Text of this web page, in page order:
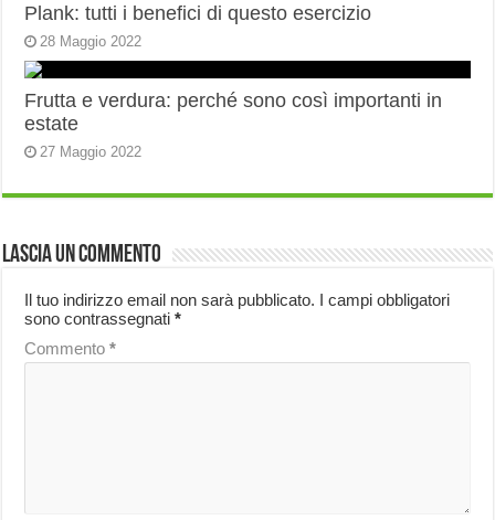
Plank: tutti i benefici di questo esercizio
28 Maggio 2022
Frutta e verdura: perché sono così importanti in
estate
27 Maggio 2022
Lascia un commento
Il tuo indirizzo email non sarà pubblicato. I campi obbligatori
sono contrassegnati*
Commento*